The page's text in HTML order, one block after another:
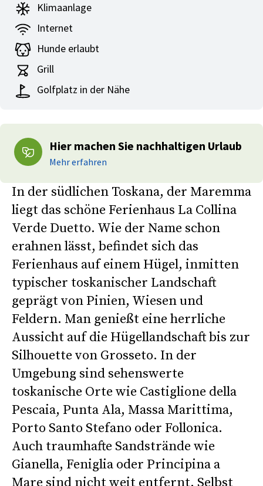
Klimaanlage
Internet
Hunde erlaubt
Grill
Golfplatz in der Nähe
Hier machen Sie nachhaltigen Urlaub
Mehr erfahren
In der südlichen Toskana, der Maremma
liegt das schöne Ferienhaus La Collina
Verde Duetto. Wie der Name schon
erahnen lässt, befindet sich das
Ferienhaus auf einem Hügel, inmitten
typischer toskanischer Landschaft
geprägt von Pinien, Wiesen und
Feldern. Man genießt eine herrliche
Aussicht auf die Hügellandschaft bis zur
Silhouette von Grosseto. In der
Umgebung sind sehenswerte
toskanische Orte wie Castiglione della
Pescaia, Punta Ala, Massa Marittima,
Porto Santo Stefano oder Follonica.
Auch traumhafte Sandstrände wie
Gianella, Feniglia oder Principina a